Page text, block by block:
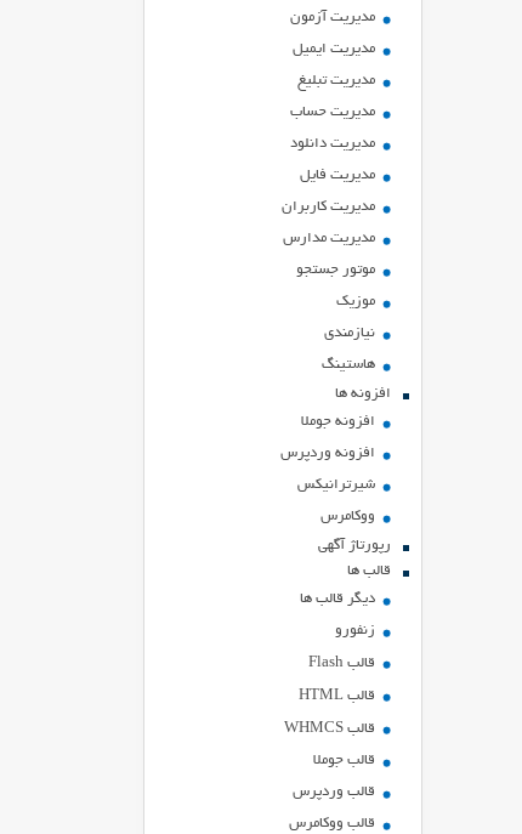
مدیریت آزمون
مدیریت ایمیل
مدیریت تبلیغ
مدیریت حساب
مدیریت دانلود
مدیریت فایل
مدیریت کاربران
مدیریت مدارس
موتور جستجو
موزیک
نیازمندی
هاستينگ
افزونه ها
افزونه جوملا
افزونه وردپرس
شیرترانیکس
ووکامرس
رپورتاژ آگهی
قالب ها
دیگر قالب ها
زنفورو
قالب Flash
قالب HTML
قالب WHMCS
قالب جوملا
قالب وردپرس
قالب ووکامرس